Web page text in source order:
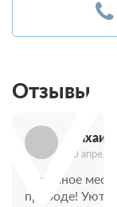
Отзывы
Михаил
10
Отличное
природе!